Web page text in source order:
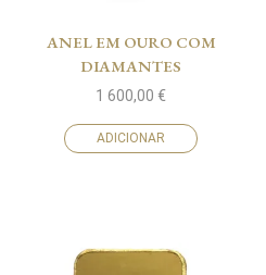
ANEL EM OURO COM
DIAMANTES
1 600,00 €
ADICIONAR